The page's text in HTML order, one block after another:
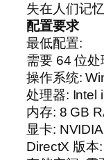
失在人们记
配置要求
最低配置:
需要 64 位
操作系统:
处理器: Intel
内存: 8 GB
显卡:
DirectX 版本